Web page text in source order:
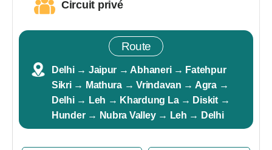
Circuit privé
Route
Delhi → Jaipur → Abhaneri → Fatehpur
Sikri → Mathura → Vrindavan → Agra →
Delhi → Leh → Khardung La → Diskit →
Hunder → Nubra Valley → Leh → Delhi